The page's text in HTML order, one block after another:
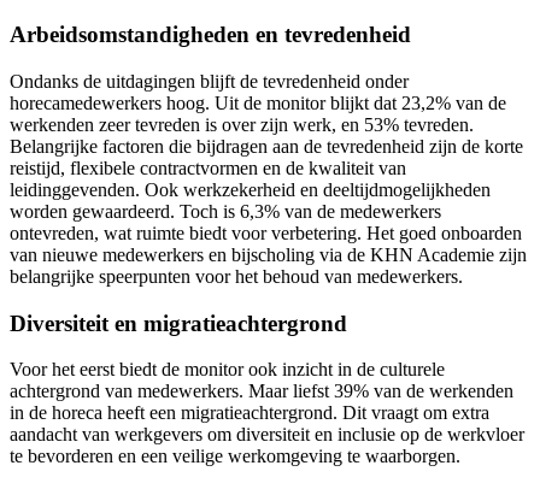
Arbeidsomstandigheden en tevredenheid
Ondanks de uitdagingen blijft de tevredenheid onder
horecamedewerkers hoog. Uit de monitor blijkt dat 23,2% van de
werkenden zeer tevreden is over zijn werk, en 53% tevreden.
Belangrijke factoren die bijdragen aan de tevredenheid zijn de korte
reistijd, flexibele contractvormen en de kwaliteit van
leidinggevenden. Ook werkzekerheid en deeltijdmogelijkheden
worden gewaardeerd. Toch is 6,3% van de medewerkers
ontevreden, wat ruimte biedt voor verbetering. Het goed onboarden
van nieuwe medewerkers en bijscholing via de KHN Academie zijn
belangrijke speerpunten voor het behoud van medewerkers.
Diversiteit en migratieachtergrond
Voor het eerst biedt de monitor ook inzicht in de culturele
achtergrond van medewerkers. Maar liefst 39% van de werkenden
in de horeca heeft een migratieachtergrond. Dit vraagt om extra
aandacht van werkgevers om diversiteit en inclusie op de werkvloer
te bevorderen en een veilige werkomgeving te waarborgen.